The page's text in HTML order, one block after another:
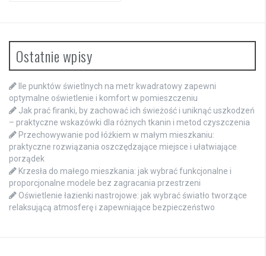
Ostatnie wpisy
Ile punktów świetlnych na metr kwadratowy zapewni
optymalne oświetlenie i komfort w pomieszczeniu
Jak prać firanki, by zachować ich świeżość i uniknąć uszkodzeń
– praktyczne wskazówki dla różnych tkanin i metod czyszczenia
Przechowywanie pod łóżkiem w małym mieszkaniu:
praktyczne rozwiązania oszczędzające miejsce i ułatwiające
porządek
Krzesła do małego mieszkania: jak wybrać funkcjonalne i
proporcjonalne modele bez zagracania przestrzeni
Oświetlenie łazienki nastrojowe: jak wybrać światło tworzące
relaksującą atmosferę i zapewniające bezpieczeństwo